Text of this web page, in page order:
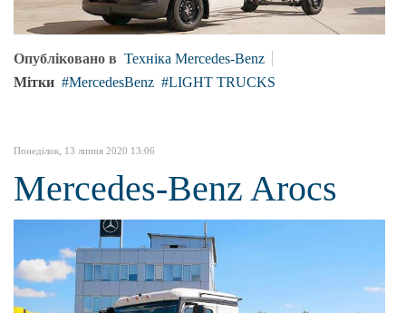
Опубліковано в Техніка Mercedes-Benz
Мітки
MercedesBenz LIGHT TRUCKS
Понеділок, 13 липня 2020 13:06
Mercedes-Benz Arocs